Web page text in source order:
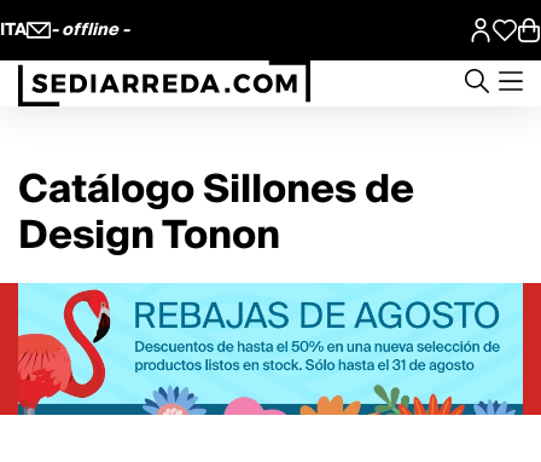
ITA - offline -
Catálogo Sillones de
Design Tonon